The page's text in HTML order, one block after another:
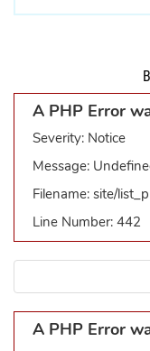
A PHP Error
Severity: Notice
Message:
Filename: site/
Line Number: 442
A PHP Error